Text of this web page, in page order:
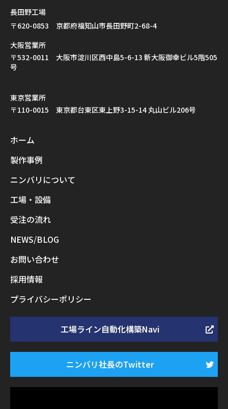
長田野工場
〒620-0853 京都府福知山市長田野町2-68-4
大阪営業所
〒532-0011 大阪市淀川区西中島5-6-13 新大阪御幸ビル5階505
号
東京営業所
〒110-0015 東京都台東区東上野3-15-14 丸山ビル206号
ホーム
製作事例
ニンバリについて
工場・設備
受注の流れ
NEWS/BLOG
お問い合わせ
採用情報
プライバシーポリシー
工場ライン自動化構築Navi
ニンバリ社長のTwitter